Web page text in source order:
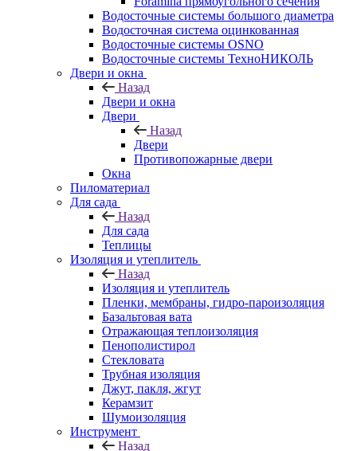
Водосточные системы большого диаметра
Водосточная система оцинкованная
Водосточные системы OSNO
Водосточные системы ТехноНИКОЛЬ
Двери и окна
Назад
Двери и окна
Двери
Назад
Двери
Противопожарные двери
Окна
Пиломатериал
Для сада
Назад
Для сада
Теплицы
Изоляция и утеплитель
Назад
Изоляция и утеплитель
Пленки, мембраны, гидро-пароизоляция
Базальтовая вата
Отражающая теплоизоляция
Пенополистирол
Стекловата
Трубная изоляция
Джут, пакля, жгут
Керамзит
Шумоизоляция
Инструмент
Назад